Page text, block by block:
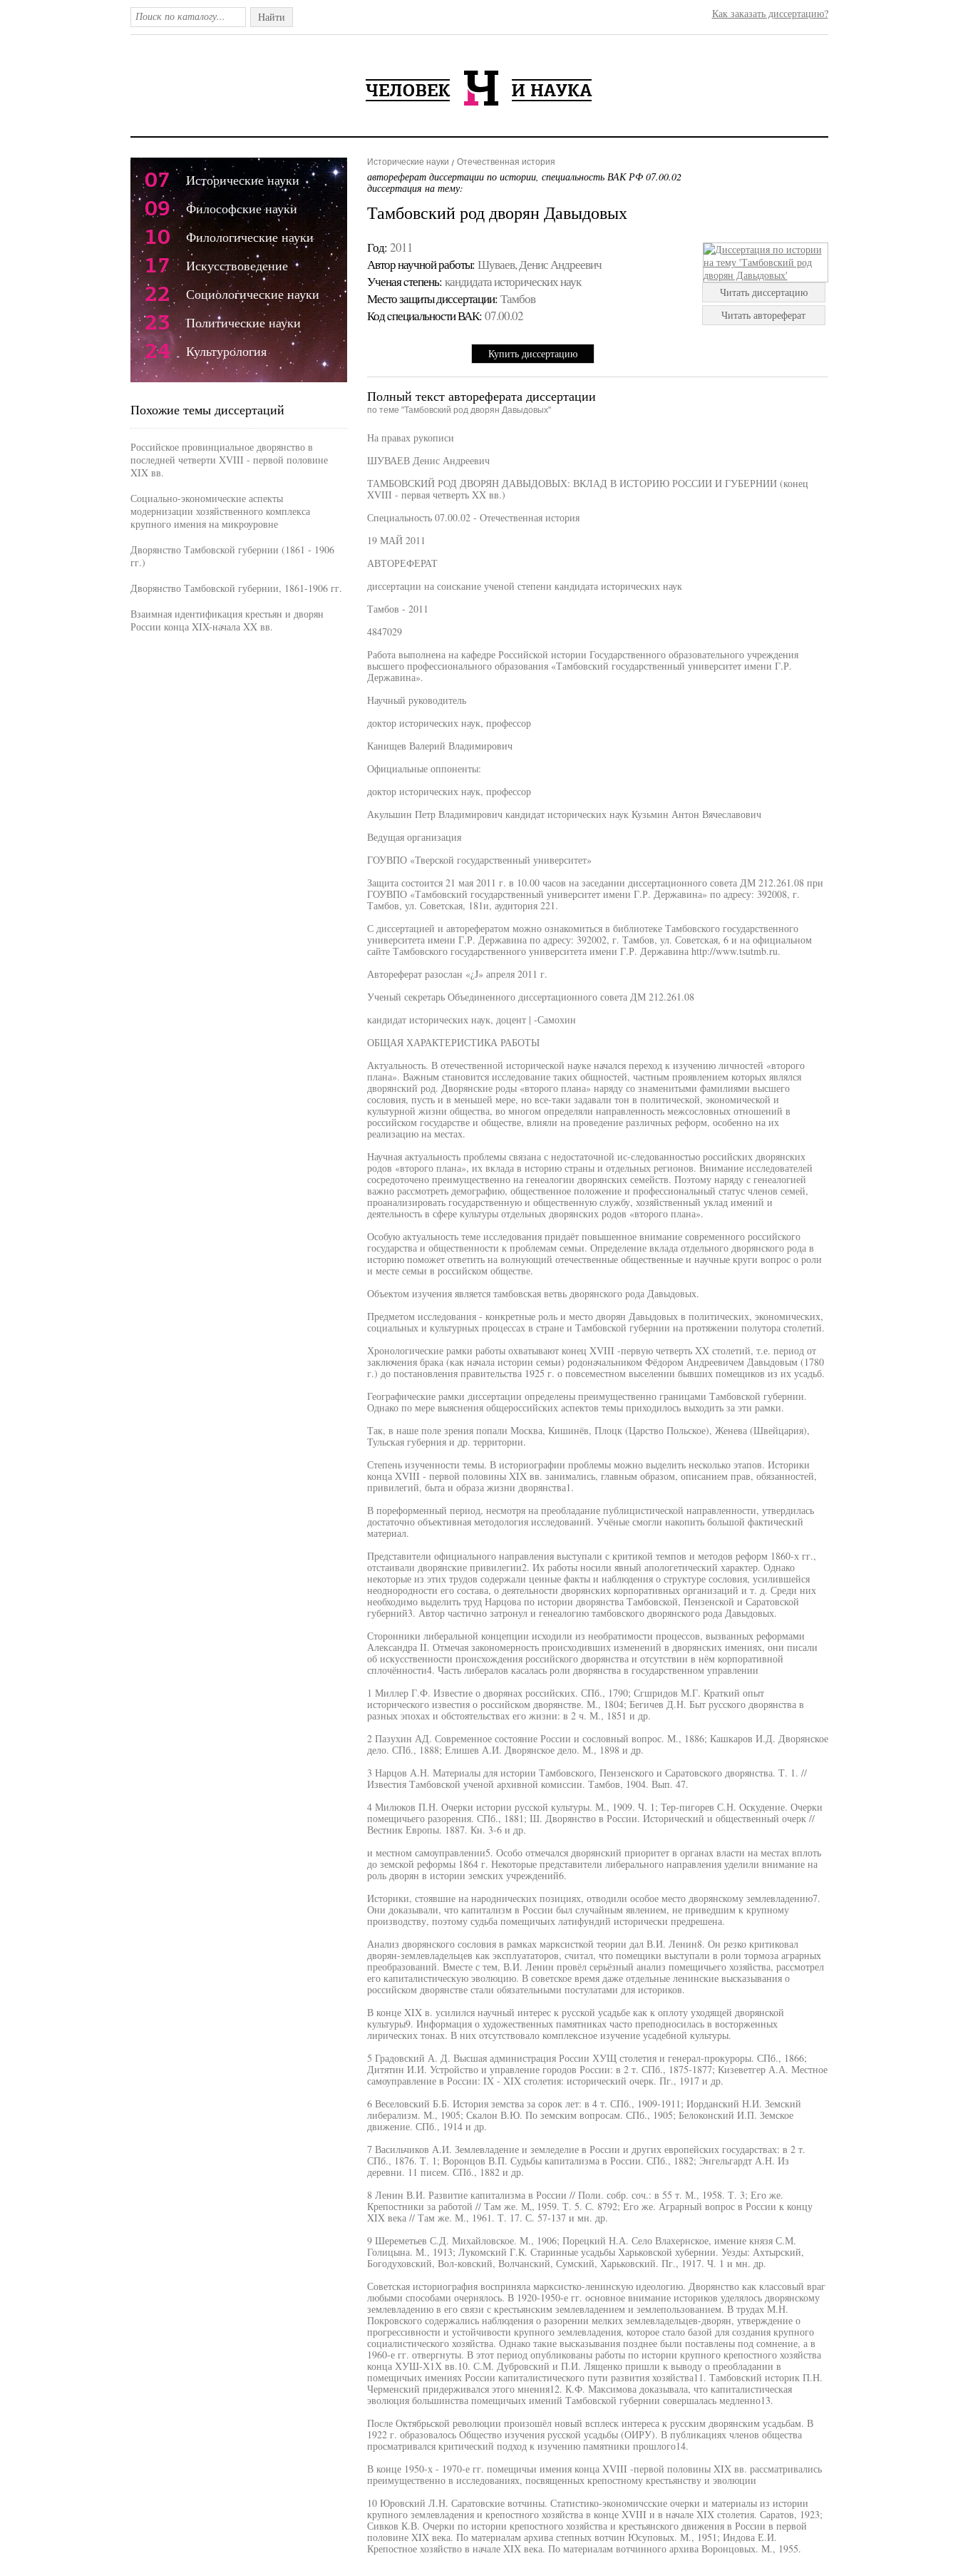
Найти Как заказать диссертацию?
Исторические науки Отечественная история
автореферат диссертации по истории, специальность ВАК РФ 07.00.02
диссертация на тему:
Тамбовский род дворян Давыдовых
Год: 2011
Автор научной работы: Шуваев, Денис Андреевич
Ученая cтепень: кандидата исторических наук
Место защиты диссертации: Тамбов
Код cпециальности ВАК: 07.00.02
Купить диссертацию
Читать диссертацию
Читать автореферат
Полный текст автореферата диссертации
по теме "Тамбовский род дворян Давыдовых"
На правах рукописи
ШУВАЕВ Денис Андреевич
ТАМБОВСКИЙ РОД ДВОРЯН ДАВЫДОВЫХ: ВКЛАД В ИСТОРИЮ РОССИИ И ГУБЕРНИИ (конец
XVIII - первая четверть XX вв.)
Специальность 07.00.02 - Отечественная история
19 МАЙ 2011
АВТОРЕФЕРАТ
диссертации на соискание ученой степени кандидата исторических наук
Тамбов - 2011
4847029
Работа выполнена на кафедре Российской истории Государственного образовательного учреждения
высшего профессионального образования «Тамбовский государственный университет имени Г.Р.
Державина».
Научный руководитель
доктор исторических наук, профессор
Канищев Валерий Владимирович
Официальные оппоненты:
доктор исторических наук, профессор
Акульшин Петр Владимирович кандидат исторических наук Кузьмин Антон Вячеславович
Ведущая организация
ГОУВПО «Тверской государственный университет»
Защита состоится 21 мая 2011 г. в 10.00 часов на заседании диссертационного совета ДМ 212.261.08 при
ГОУВПО «Тамбовский государственный университет имени Г.Р. Державина» по адресу: 392008, г.
Тамбов, ул. Советская, 181и, аудитория 221.
С диссертацией и авторефератом можно ознакомиться в библиотеке Тамбовского государственного
университета имени Г.Р. Державина по адресу: 392002, г. Тамбов, ул. Советская, 6 и на официальном
сайте Тамбовского государственного университета имени Г.Р. Державина http://www.tsutmb.ru.
Автореферат разослан «¿J» апреля 2011 г.
Ученый секретарь Объединенного диссертационного совета ДМ 212.261.08
кандидат исторических наук, доцент | -Самохин
ОБЩАЯ ХАРАКТЕРИСТИКА РАБОТЫ
Актуальность. В отечественной исторической науке начался переход к изучению личностей «второго
плана». Важным становится исследование таких общностей, частным проявлением которых являлся
дворянский род. Дворянские роды «второго плана» наряду со знаменитыми фамилиями высшего
сословия, пусть и в меньшей мере, но все-таки задавали тон в политической, экономической и
культурной жизни общества, во многом определяли направленность межсословных отношений в
российском государстве и обществе, влияли на проведение различных реформ, особенно на их
реализацию на местах.
Научная актуальность проблемы связана с недостаточной ис-следованностью российских дворянских
родов «второго плана», их вклада в историю страны и отдельных регионов. Внимание исследователей
сосредоточено преимущественно на генеалогии дворянских семейств. Поэтому наряду с генеалогией
важно рассмотреть демографию, общественное положение и профессиональный статус членов семей,
проанализировать государственную и общественную службу, хозяйственный уклад имений и
деятельность в сфере культуры отдельных дворянских родов «второго плана».
Особую актуальность теме исследования придаёт повышенное внимание современного российского
государства и общественности к проблемам семьи. Определение вклада отдельного дворянского рода в
историю поможет ответить на волнующий отечественные общественные и научные круги вопрос о роли
и месте семьи в российском обществе.
Объектом изучения является тамбовская ветвь дворянского рода Давыдовых.
Предметом исследования - конкретные роль и место дворян Давыдовых в политических, экономических,
социальных и культурных процессах в стране и Тамбовской губернии на протяжении полутора столетий.
Хронологические рамки работы охватывают конец XVIII -первую четверть XX столетий, т.е. период от
заключения брака (как начала истории семьи) родоначальником Фёдором Андреевичем Давыдовым (1780
г.) до постановления правительства 1925 г. о повсеместном выселении бывших помещиков из их усадьб.
Географические рамки диссертации определены преимущественно границами Тамбовской губернии.
Однако по мере выяснения общероссийских аспектов темы приходилось выходить за эти рамки.
Так, в наше поле зрения попали Москва, Кишинёв, Плоцк (Царство Польское), Женева (Швейцария),
Тульская губерния и др. территории.
Степень изученности темы. В историографии проблемы можно выделить несколько этапов. Историки
конца XVIII - первой половины XIX вв. занимались, главным образом, описанием прав, обязанностей,
привилегий, быта и образа жизни дворянства1.
В пореформенный период, несмотря на преобладание публицистической направленности, утвердилась
достаточно объективная методология исследований. Учёные смогли накопить большой фактический
материал.
Представители официального направления выступали с критикой темпов и методов реформ 1860-х гг.,
отстаивали дворянские привилегии2. Их работы носили явный апологетический характер. Однако
некоторые из этих трудов содержали ценные факты и наблюдения о структуре сословия, усилившейся
неоднородности его состава, о деятельности дворянских корпоративных организаций и т. д. Среди них
необходимо выделить труд Нарцова по истории дворянства Тамбовской, Пензенской и Саратовской
губерний3. Автор частично затронул и генеалогию тамбовского дворянского рода Давыдовых.
Сторонники либеральной концепции исходили из необратимости процессов, вызванных реформами
Александра II. Отмечая закономерность происходивших изменений в дворянских имениях, они писали
об искусственности происхождения российского дворянства и отсутствии в нём корпоративной
сплочённости4. Часть либералов касалась роли дворянства в государственном управлении
1 Миллер Г.Ф. Известие о дворянах российских. СПб., 1790; Сгшридов М.Г. Краткий опыт
исторического известия о российском дворянстве. М., 1804; Бегичев Д.Н. Быт русского дворянства в
разных эпохах и обстоятельствах его жизни: в 2 ч. М., 1851 и др.
2 Пазухин АД. Современное состояние России и сословный вопрос. М., 1886; Кашкаров И.Д. Дворянское
дело. СПб., 1888; Елишев А.И. Дворянское дело. М., 1898 и др.
3 Нарцов А.Н. Материалы для истории Тамбовского, Пензенского и Саратовского дворянства. Т. 1. //
Известия Тамбовской ученой архивной комиссии. Тамбов, 1904. Вып. 47.
4 Милюков П.Н. Очерки истории русской культуры. М., 1909. Ч. 1; Тер-пигорев С.Н. Оскудение. Очерки
помещичьего разорения. СПб., 1881; Ш. Дворянство в России. Исторический и общественный очерк //
Вестник Европы. 1887. Кн. 3-6 и др.
и местном самоуправлении5. Особо отмечался дворянский приоритет в органах власти на местах вплоть
до земской реформы 1864 г. Некоторые представители либерального направления уделили внимание на
роль дворян в истории земских учреждений6.
Историки, стоявшие на народнических позициях, отводили особое место дворянскому землевладению7.
Они доказывали, что капитализм в России был случайным явлением, не приведшим к крупному
производству, поэтому судьба помещичьих латифундий исторически предрешена.
Анализ дворянского сословия в рамках марксисткой теории дал В.И. Ленин8. Он резко критиковал
дворян-землевладельцев как эксплуататоров, считал, что помещики выступали в роли тормоза аграрных
преобразований. Вместе с тем, В.И. Ленин провёл серьёзный анализ помещичьего хозяйства, рассмотрел
его капиталистическую эволюцию. В советское время даже отдельные ленинские высказывания о
российском дворянстве стали обязательными постулатами для историков.
В конце XIX в. усилился научный интерес к русской усадьбе как к оплоту уходящей дворянской
культуры9. Информация о художественных памятниках часто преподносилась в восторженных
лирических тонах. В них отсутствовало комплексное изучение усадебной культуры.
5 Градовский А. Д. Высшая администрация России ХУЩ столетия и генерал-прокуроры. СПб., 1866;
Дитятин И.И. Устройство и управление городов России: в 2 т. СПб., 1875-1877; Кизеветгер А.А. Местное
самоуправление в России: IX - XIX столетия: исторический очерк. Пг., 1917 и др.
6 Веселовский Б.Б. История земства за сорок лет: в 4 т. СПб., 1909-1911; Иорданский Н.И. Земский
либерализм. М., 1905; Скалон В.Ю. По земским вопросам. СПб., 1905; Белоконский И.П. Земское
движение. СПб., 1914 и др.
7 Васильчиков А.И. Землевладение и земледелие в России и других европейских государствах: в 2 т.
СПб., 1876. Т. 1; Воронцов В.П. Судьбы капитализма в России. СПб., 1882; Энгельгардт А.Н. Из
деревни. 11 писем. СПб., 1882 и др.
8 Ленин В.И. Развитие капитализма в России // Поли. собр. соч.: в 55 т. М., 1958. Т. 3; Его же.
Крепостники за работой // Там же. М„ 1959. Т. 5. С. 8792; Его же. Аграрный вопрос в России к концу
XIX века // Там же. М., 1961. Т. 17. С. 57-137 и мн. др.
9 Шереметьев С.Д. Михайловское. М., 1906; Порецкий Н.А. Село Влахернское, имение князя С.М.
Голицына. М., 1913; Лукомский Г.К. Старинные усадьбы Харьковской хубернии. Уезды: Ахтырский,
Богодуховский, Вол-ковский, Волчанский, Сумский, Харьковский. Пг., 1917. Ч. 1 и мн. др.
Советская историография восприняла марксистко-ленинскую идеологию. Дворянство как классовый враг
любыми способами очернялось. В 1920-1950-е гг. основное внимание историков уделялось дворянскому
землевладению в его связи с крестьянским землевладением и землепользованием. В трудах М.Н.
Покровского содержались наблюдения о разорении мелких землевладельцев-дворян, утверждение о
прогрессивности и устойчивости крупного землевладения, которое стало базой для создания крупного
социалистического хозяйства. Однако такие высказывания позднее были поставлены под сомнение, а в
1960-е гг. отвергнуты. В этот период опубликованы работы по истории крупного крепостного хозяйства
конца ХУШ-Х1Х вв.10. С.М. Дубровский и П.И. Лященко пришли к выводу о преобладании в
помещичьих имениях России капиталистического пути развития хозяйства11. Тамбовский историк П.Н.
Черменский придерживался этого мнения12. К.Ф. Максимова доказывала, что капиталистическая
эволюция большинства помещичьих имений Тамбовской губернии совершалась медленно13.
После Октябрьской революции произошёл новый всплеск интереса к русским дворянским усадьбам. В
1922 г. образовалось Общество изучения русской усадьбы (ОИРУ). В публикациях членов общества
просматривался критический подход к изучению памятники прошлого14.
В конце 1950-х - 1970-е гг. помещичьи имения конца XVIII -первой половины XIX вв. рассматривались
преимущественно в исследованиях, посвященных крепостному крестьянству и эволюции
10 Юровский Л.Н. Саратовские вотчины. Статистико-экономичсские очерки и материалы из истории
крупного землевладения и крепостного хозяйства в конце XVIII и в начале XIX столетия. Саратов, 1923;
Сивков К.В. Очерки по истории крепостного хозяйства и крестьянского движения в России в первой
половине XIX века. По материалам архива степных вотчин Юсуповых. М., 1951; Индова Е.И.
Крепостное хозяйство в начале XIX века. По материалам вотчинного архива Воронцовых. М., 1955.
07 Исторические науки
09 Философские науки
10 Филологические науки
17 Искусствоведение
22 Социологические науки
23 Политические науки
24 Культурология
Похожие темы диссертаций
Российское провинциальное дворянство в
последней четверти XVIII - первой половине
XIX вв.
Социально-экономические аспекты
модернизации хозяйственного комплекса
крупного имения на микроуровне
Дворянство Тамбовской губернии (1861 - 1906
гг.)
Дворянство Тамбовской губернии, 1861-1906 гг.
Взаимная идентификация крестьян и дворян
России конца XIX-начала XX вв.